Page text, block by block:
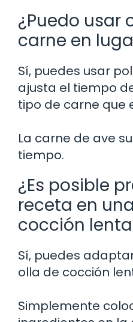
¿Puedo usar
carne en
Sí, puedes usar
ajusta el tiempo
tipo de carne que
La carne de ave
tiempo.
¿Es posible
receta en
cocción
Sí, puedes
olla de cocción
Simplemente